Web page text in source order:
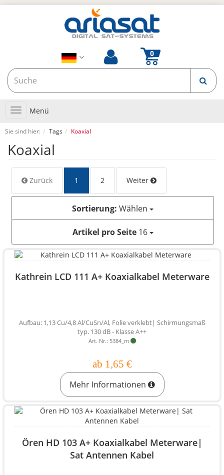
Toggle
navigation
Menü
Sie sind hier: Tags Koaxial
Koaxial
Zurück 1 2 Weiter
Sortierung: Wählen
Artikel pro Seite16
Kathrein LCD 111 A+ Koaxialkabel Meterware
Aufbau: 1,13 Cu/4,8 Al/CuSn/Al, Folie verklebt| Schirmungsmaß
typ. 130 dB - Klasse A++
Art. Nr.: 5384_m
ab 1,65 €
Mehr Informationen
Ören HD 103 A+ Koaxialkabel Meterware|
Sat Antennen Kabel